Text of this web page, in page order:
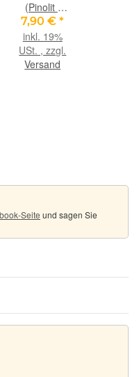
(Pinolit /
Eisblumen-
Magnesit)
Trommelstein
gebohrt -
7,90 €*
inkl. 19%
USt. , zzgl.
Versand
Seite und sagen Sie